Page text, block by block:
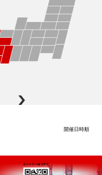
開催日時順